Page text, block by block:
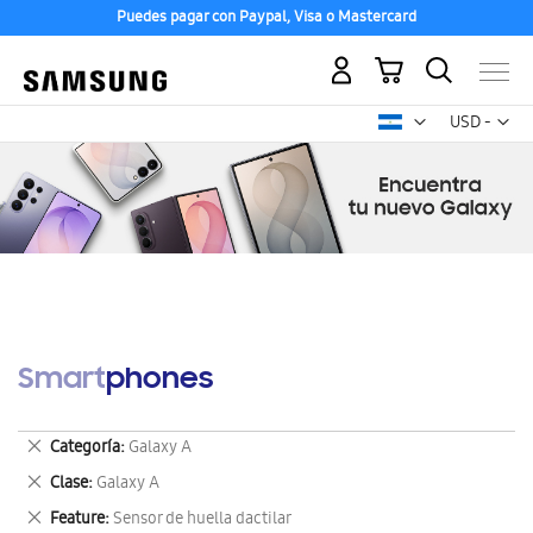
Puedes pagar con Paypal, Visa o Mastercard
USD -
dólar
Mi carrito
Smartphones
Categoría Galaxy A
Eliminar
este
artículo
Clase Galaxy A
Eliminar
este
Feature Sensor de huella dactilar
Eliminar